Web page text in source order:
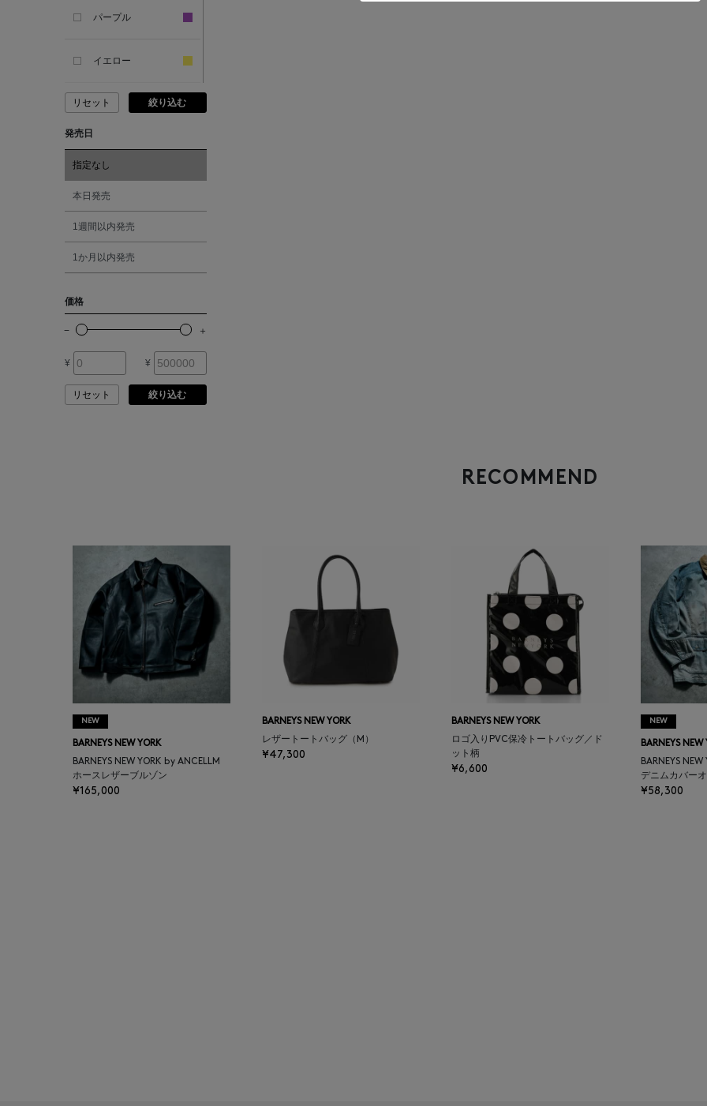
SANDAL
ANDERSONS
ANTIPAST
ANYA HINDMARCH
ARCS LONDON
ARIANNA
ASAUCE MELER
ATELIER AMBOISE
ATTO VANNUCCI
FIRENZE
AURALEE
AUTRY
BAGUTTA
BAKUNE
パープル
イエロー
ピンク
レッド
オレンジ
シルバー
リセット 絞り込む
発売日
指定なし
本日発売
1週間以内発売
1か月以内発売
価格
¥ ¥
リセット 絞り込む
RECOMMEND
NEW
BARNEYS NEW YORK
BARNEYS NEW YORK by ANCELLM
ホースレザーブルゾン
¥165,000
BARNEYS NEW YORK
レザートートバッグ（M）
¥47,300
BARNEYS NEW YORK
ロゴ入りPVC保冷トートバッグ／ド
ット柄
¥6,600
NEW
BARNEYS NEW
BARNEYS
デニムカバー
¥58,300